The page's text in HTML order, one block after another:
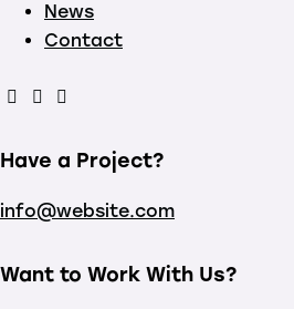
News
Contact
Have a Project?
info@website.com
Want to Work With Us?